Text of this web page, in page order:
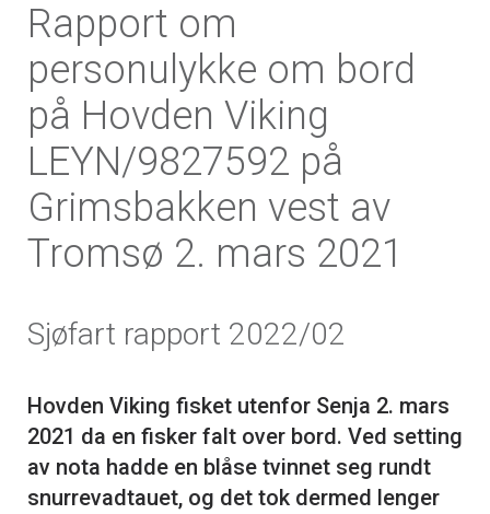
Rapport om
personulykke om bord
på Hovden Viking
LEYN/9827592 på
Grimsbakken vest av
Tromsø 2. mars 2021
Sjøfart rapport 2022/02
Hovden Viking fisket utenfor Senja 2. mars
2021 da en fisker falt over bord. Ved setting
av nota hadde en blåse tvinnet seg rundt
snurrevadtauet, og det tok dermed lenger